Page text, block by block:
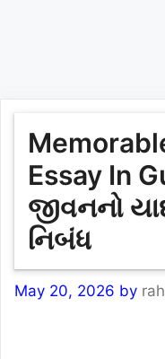
Essay In
જીવનનો
નિબંધ
May 20, 2026 by